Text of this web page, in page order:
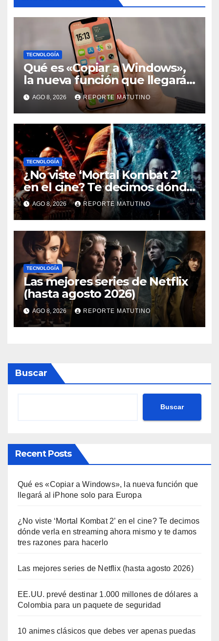
TECNOLOGÍA
Qué es «Copiar a Windows»,
la nueva función que llegará
al iPhone solo para Europa
AGO 8, 2026 REPORTE MATUTINO
TECNOLOGÍA
¿No viste ‘Mortal Kombat 2’
en el cine? Te decimos dónde
verla en streaming ahora
mismo y te damos tres
razones para hacerlo
AGO 8, 2026 REPORTE MATUTINO
TECNOLOGÍA
Las mejores series de Netflix
(hasta agosto 2026)
AGO 8, 2026 REPORTE MATUTINO
Buscar
Buscar
Recent Posts
Qué es «Copiar a Windows», la nueva función que
llegará al iPhone solo para Europa
¿No viste ‘Mortal Kombat 2’ en el cine? Te decimos
dónde verla en streaming ahora mismo y te damos
tres razones para hacerlo
Las mejores series de Netflix (hasta agosto 2026)
EE.UU. prevé destinar 1.000 millones de dólares a
Colombia para un paquete de seguridad
10 animes clásicos que debes ver apenas puedas